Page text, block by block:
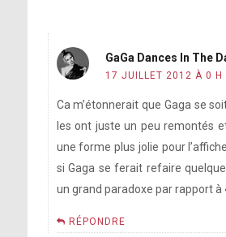
GaGa Dances In The
17 JUILLET 2012 À 0 H
Ca m’étonnerait que Gaga se
les ont juste un peu remontés
une forme plus jolie pour
si Gaga se ferait refaire
un grand paradoxe par rapport à
RÉPONDRE